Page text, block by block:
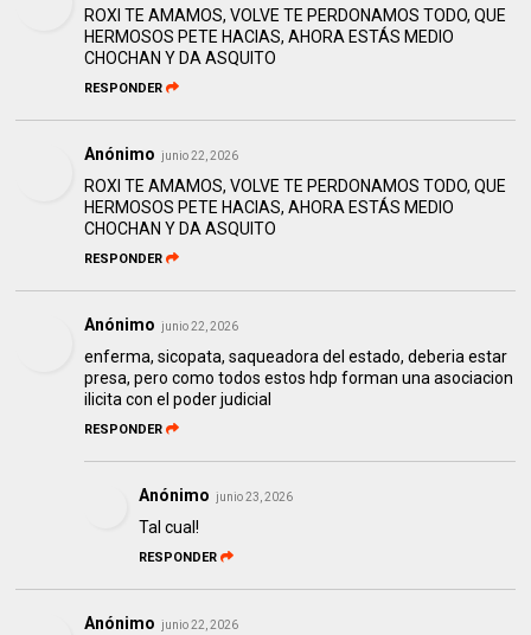
ROXI TE AMAMOS, VOLVE TE PERDONAMOS TODO, QUE
HERMOSOS PETE HACIAS, AHORA ESTÁS MEDIO
CHOCHAN Y DA ASQUITO
RESPONDER
Anónimo junio 22, 2026
ROXI TE AMAMOS, VOLVE TE PERDONAMOS TODO, QUE
HERMOSOS PETE HACIAS, AHORA ESTÁS MEDIO
CHOCHAN Y DA ASQUITO
RESPONDER
Anónimo junio 22, 2026
enferma, sicopata, saqueadora del estado, deberia estar
presa, pero como todos estos hdp forman una asociacion
ilicita con el poder judicial
RESPONDER
Anónimo junio 23, 2026
Tal cual!
RESPONDER
Anónimo junio 22, 2026